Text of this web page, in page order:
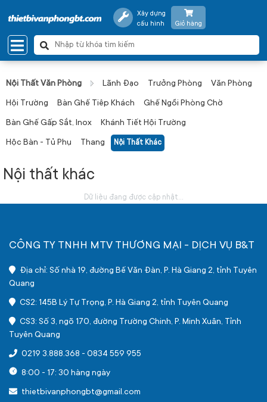
Xây dựng
cấu hình
Giỏ hàng
Nội Thất Văn Phòng Lãnh Đạo Trưởng Phòng Văn Phòng
Hội Trường Bàn Ghế Tiêp Khách Ghế Ngồi Phòng Chờ
Bàn Ghế Gấp Sắt, Inox Khánh Tiết Hội Trường
Hộc Bàn - Tủ Phụ Thang Nội Thất Khác
Nội thất khác
Dữ liệu đang được cập nhật...
CÔNG TY TNHH MTV THƯƠNG MẠI - DỊCH VỤ B&T
Địa chỉ: Số nhà 19, đường Bế Văn Đàn, P. Hà Giang 2, tỉnh Tuyên
Quang
CS2: 145B Lý Tự Trọng, P. Hà Giang 2, tỉnh Tuyên Quang
CS3: Số 3, ngõ 170, đường Trường Chinh, P. Minh Xuân, Tỉnh
Tuyên Quang
0219 3.888.368 - 0834 559 955
8:00 - 17: 30 hàng ngày
thietbivanphongbt@gmail.com